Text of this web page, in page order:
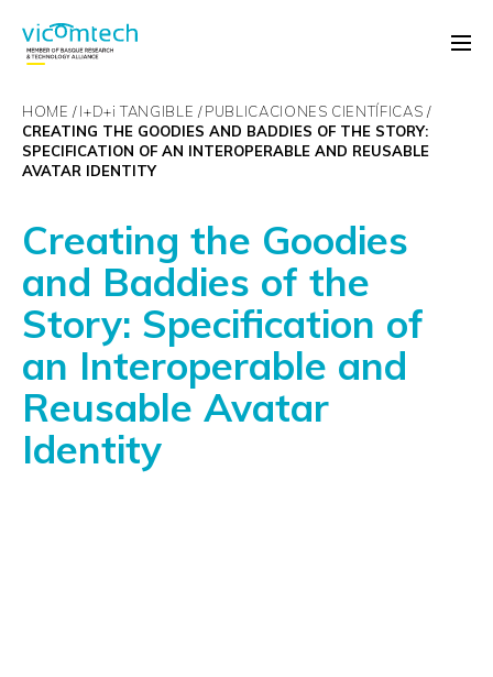
HOME I+D+i TANGIBLE PUBLICACIONES CIENTÍFICAS
CREATING THE GOODIES AND BADDIES OF THE STORY:
SPECIFICATION OF AN INTEROPERABLE AND REUSABLE
AVATAR IDENTITY
Creating the Goodies
and Baddies of the
Story: Specification of
an Interoperable and
Reusable Avatar
Identity